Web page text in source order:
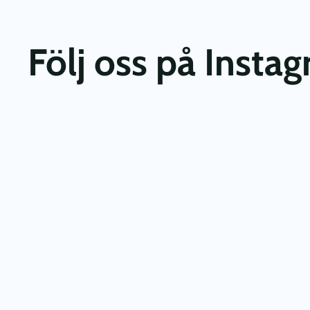
Följ oss på